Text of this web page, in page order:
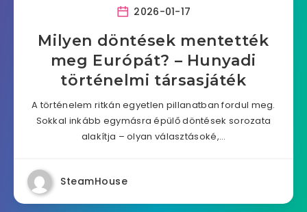
2026-01-17
Milyen döntések mentették
meg Európát? – Hunyadi
történelmi társasjáték
A történelem ritkán egyetlen pillanatban fordul meg.
Sokkal inkább egymásra épülő döntések sorozata
alakítja – olyan választásoké,…
SteamHouse